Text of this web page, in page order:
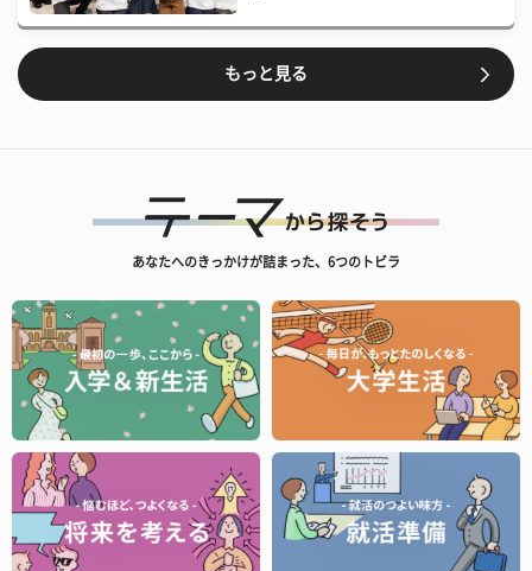
もっと見る
あなたへのきっかけが詰まった、6つのトビラ